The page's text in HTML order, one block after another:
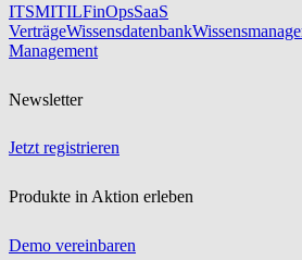
ITSMITILFinOpsSaaS
VerträgeWissensdatenbank
Management
Newsletter
Jetzt registrieren
Produkte in Aktion erleben
Demo vereinbaren